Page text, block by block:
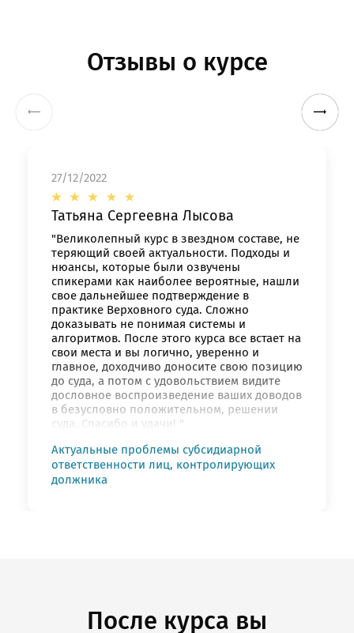
Отзывы о курсе
27/12/2022
Татьяна Сергеевна Лысова
"Великолепный курс в звездном составе, не
теряющий своей актуальности. Подходы и
нюансы, которые были озвучены
спикерами как наиболее вероятные, нашли
свое дальнейшее подтверждение в
практике Верховного суда. Сложно
доказывать не понимая системы и
алгоритмов. После этого курса все встает на
свои места и вы логично, уверенно и
главное, доходчиво доносите свою позицию
до суда, а потом с удовольствием видите
дословное воспроизведение ваших доводов
в безусловно положительном, решении
суда. Спасибо и удачи! "
Актуальные проблемы субсидиарной
ответственности лиц, контролирующих
должника
После курса вы